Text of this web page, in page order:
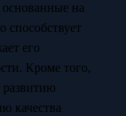
на
способствует
его
Кроме того,
развитию
качества